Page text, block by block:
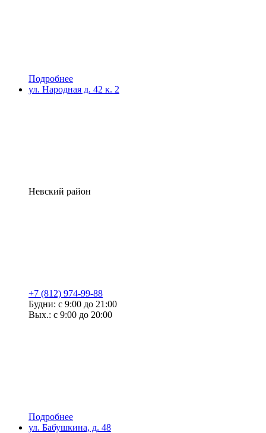
Подробнее
ул. Народная д. 42 к. 2
Невский район
+7 (812) 974-99-88
Будни: с 9:00 до 21:00
Вых.: с 9:00 до 20:00
Подробнее
ул. Бабушкина, д. 48